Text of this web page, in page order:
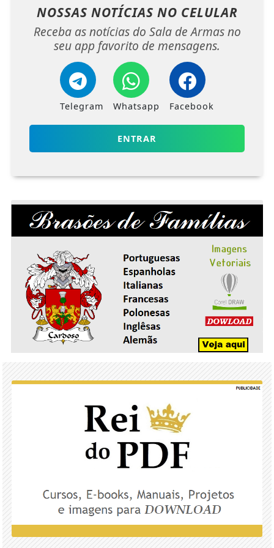
NOSSAS NOTÍCIAS NO CELULAR
Receba as notícias do Sala de Armas no
seu app favorito de mensagens.
Telegram Whatsapp Facebook
ENTRAR